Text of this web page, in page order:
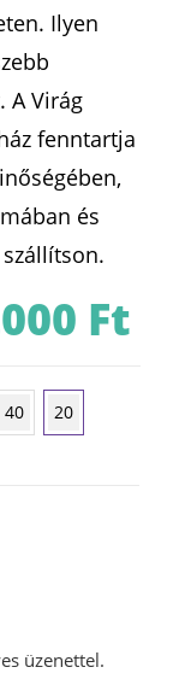
Ilyen
A Virág
fenntartja
és
Ft
40 20
üzenettel.